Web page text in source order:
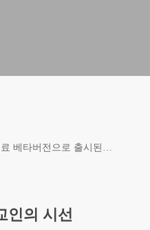
베타버전으로 출시된…
인의 시선